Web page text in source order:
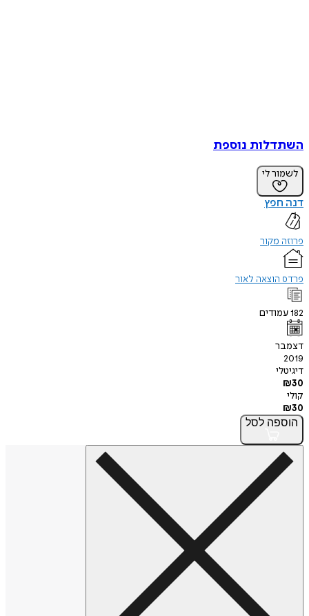
השתדלות נוספת
לשמור לי
דנה חפץ
פרוזה מקור
פרדס הוצאה לאור
182עמודים
דצמבר
2019
דיגיטלי
₪30
קולי
₪30
הוספה לסל